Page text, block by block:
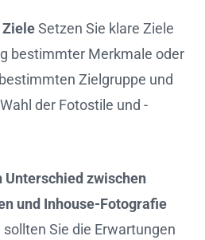
ZieleSetzen Sie klare Ziele
bestimmter Merkmale oder
Zielgruppe und
der Fotostile und -
Unterschied zwischen
und Inhouse-Fotografie
Sie die Erwartungen